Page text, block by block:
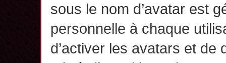
sous le nom d’avatar est
personnelle à chaque
d’activer les avatars et de